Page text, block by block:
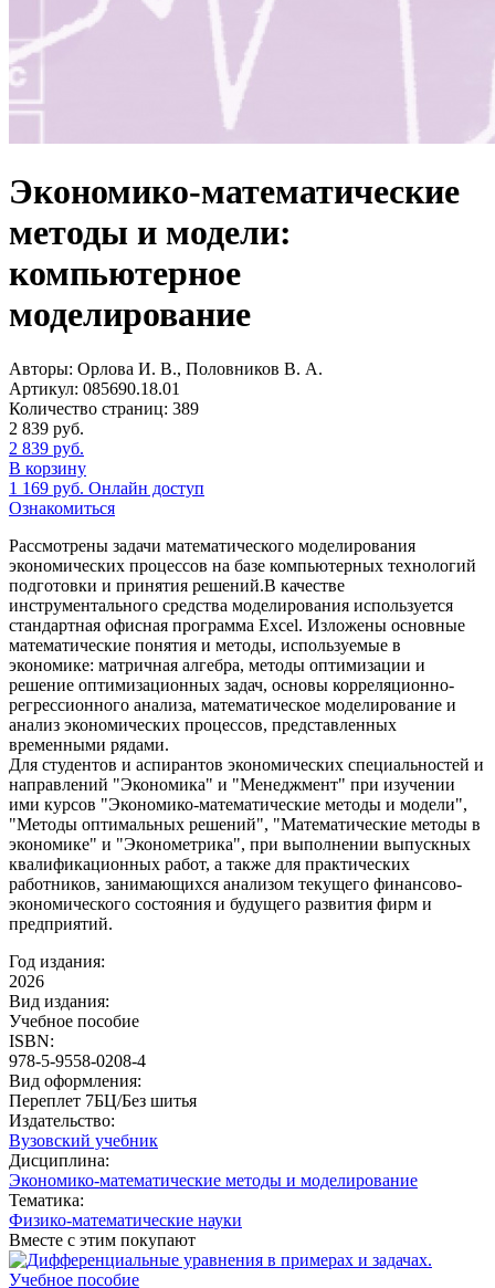
Экономико-математические
методы и модели:
компьютерное
моделирование
Авторы: Орлова И. В., Половников В. А.
Артикул: 085690.18.01
Количество страниц: 389
2 839 руб.
2 839 руб.
В корзину
1 169 руб. Онлайн доступ
Ознакомиться
Рассмотрены задачи математического моделирования
экономических процессов на базе компьютерных технологий
подготовки и принятия решений.В качестве
инструментального средства моделирования используется
стандартная офисная программа Excel. Изложены основные
математические понятия и методы, используемые в
экономике: матричная алгебра, методы оптимизации и
решение оптимизационных задач, основы корреляционно-
регрессионного анализа, математическое моделирование и
анализ экономических процессов, представленных
временными рядами.
Для студентов и аспирантов экономических специальностей и
направлений "Экономика" и "Менеджмент" при изучении
ими курсов "Экономико-математические методы и модели",
"Методы оптимальных решений", "Математические методы в
экономике" и "Эконометрика", при выполнении выпускных
квалификационных работ, а также для практических
работников, занимающихся анализом текущего финансово-
экономического состояния и будущего развития фирм и
предприятий.
Год издания:
2026
Вид издания:
Учебное пособие
ISBN:
978-5-9558-0208-4
Вид оформления:
Переплет 7БЦ/Без шитья
Издательство:
Вузовский учебник
Дисциплина:
Экономико-математические методы и моделирование
Тематика:
Физико-математические науки
Вместе с этим покупают